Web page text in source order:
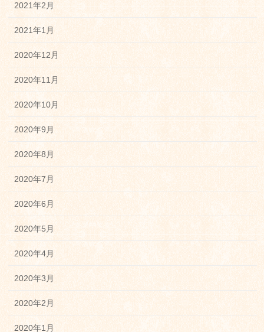
2021年2月
2021年1月
2020年12月
2020年11月
2020年10月
2020年9月
2020年8月
2020年7月
2020年6月
2020年5月
2020年4月
2020年3月
2020年2月
2020年1月